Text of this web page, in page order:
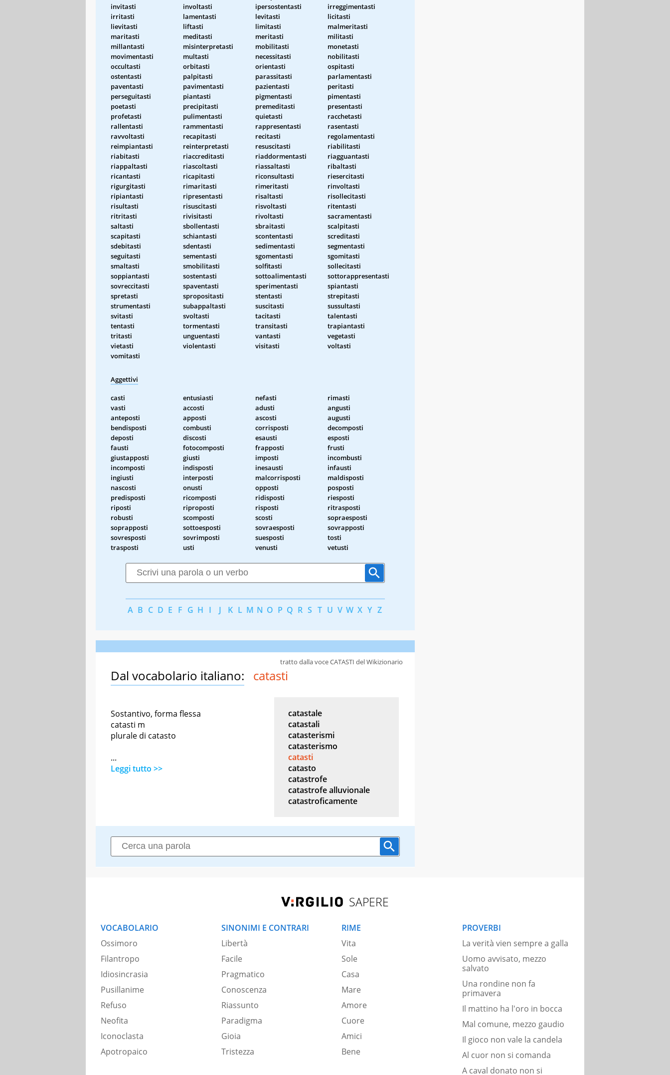
invitasti
involtasti ipersostentasti
irreggimentasti
irritasti
lamentasti levitasti
licitasti
lievitasti
liftasti limitasti
malmeritasti
maritasti
meditasti meritasti
militasti
millantasti
misinterpretasti mobilitasti
monetasti
movimentasti
multasti necessitasti
nobilitasti
occultasti
orbitasti orientasti
ospitasti
ostentasti
palpitasti parassitasti
parlamentasti
paventasti
pavimentasti pazientasti
peritasti
perseguitasti
piantasti pigmentasti
pimentasti
poetasti
precipitasti premeditasti
presentasti
profetasti
pulimentasti quietasti
racchetasti
rallentasti
rammentasti rappresentasti
rasentasti
ravvoltasti
recapitasti recitasti
regolamentasti
reimpiantasti
reinterpretasti resuscitasti
riabilitasti
riabitasti
riaccreditasti riaddormentasti
riagguantasti
riappaltasti
riascoltasti riassaltasti
ribaltasti
ricantasti
ricapitasti riconsultasti
riesercitasti
rigurgitasti
rimaritasti rimeritasti
rinvoltasti
ripiantasti
ripresentasti risaltasti
risollecitasti
risultasti
risuscitasti risvoltasti
ritentasti
ritritasti
rivisitasti rivoltasti
sacramentasti
saltasti
sbollentasti sbraitasti
scalpitasti
scapitasti
schiantasti scontentasti
screditasti
sdebitasti
sdentasti sedimentasti
segmentasti
seguitasti
sementasti sgomentasti
sgomitasti
smaltasti
smobilitasti solfitasti
sollecitasti
soppiantasti
sostentasti sottoalimentasti
sottorappresentasti
sovreccitasti
spaventasti sperimentasti
spiantasti
spretasti
spropositasti stentasti
strepitasti
strumentasti
subappaltasti suscitasti
sussultasti
svitasti
svoltasti tacitasti
talentasti
tentasti
tormentasti transitasti
trapiantasti
tritasti
unguentasti vantasti
vegetasti
vietasti
violentasti visitasti
voltasti
vomitasti
Aggettivi
casti entusiasti nefasti
rimasti
vasti
accosti adusti
angusti
anteposti
apposti ascosti
augusti
bendisposti
combusti corrisposti
decomposti
deposti
discosti esausti
esposti
fausti
fotocomposti frapposti
frusti
giustapposti
giusti imposti
incombusti
incomposti
indisposti inesausti
infausti
ingiusti
interposti malcorrisposti
maldisposti
nascosti
onusti opposti
posposti
predisposti
ricomposti ridisposti
riesposti
riposti
riproposti risposti
ritrasposti
robusti
scomposti scosti
sopraesposti
soprapposti
sottoesposti sovraesposti
sovrapposti
sovresposti
sovrimposti suesposti
tosti
trasposti
usti venusti vetusti
A B C D E F G H I J K L M N O P Q R S T U V W X Y Z
Dal vocabolario italiano: catasti
tratto dalla voce CATASTI del Wikizionario
Sostantivo, forma flessa
catasti m
plurale di catasto
...
Leggi tutto >>
catastale
catastali
catasterismi
catasterismo
catasti
catasto
catastrofe
catastrofe alluvionale
catastroficamente
SAPERE
VOCABOLARIO
Ossimoro
Filantropo
Idiosincrasia
Pusillanime
Refuso
Neofita
Iconoclasta
Apotropaico
SINONIMI E CONTRARI
Libertà
Facile
Pragmatico
Conoscenza
Riassunto
Paradigma
Gioia
Tristezza
RIME
Vita
Sole
Casa
Mare
Amore
Cuore
Amici
Bene
PROVERBI
La verità vien sempre a galla
Uomo avvisato, mezzo
salvato
Una rondine non fa
primavera
Il mattino ha l'oro in bocca
Mal comune, mezzo gaudio
Il gioco non vale la candela
Al cuor non si comanda
A caval donato non si